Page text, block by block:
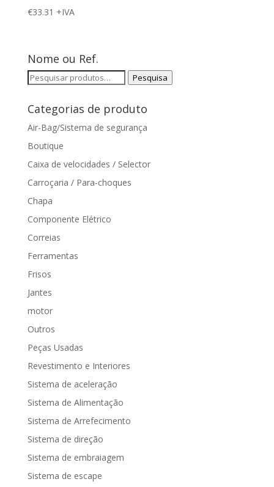
€33.31 +IVA
Nome ou Ref.
Pesquisar
Pesquisa
Categorias de produto
Air-Bag/Sistema de segurança
Boutique
Caixa de velocidades / Selector
Carroçaria / Para-choques
Chapa
Componente Elétrico
Correias
Ferramentas
Frisos
Jantes
motor
Outros
Peças Usadas
Revestimento e Interiores
Sistema de aceleração
Sistema de Alimentação
Sistema de Arrefecimento
Sistema de direção
Sistema de embraiagem
Sistema de escape